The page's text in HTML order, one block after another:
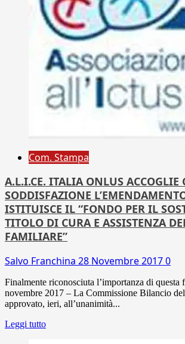
Com. Stampa
A.L.I.CE. ITALIA ONLUS ACCOGLIE
SODDISFAZIONE
ISTITUISCE IL “FONDO PER IL
TITOLO DI CURA E ASSISTENZA
FAMILIARE”
Salvo Franchina 28 Novembre 20170
Finalmente riconosciuta l’importanza di
novembre 2017 – La Commissione Bilancio
approvato, ieri, all’unanimità...
Leggi tutto